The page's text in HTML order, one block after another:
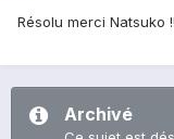
Résolu merci Natsuko !!
Archivé